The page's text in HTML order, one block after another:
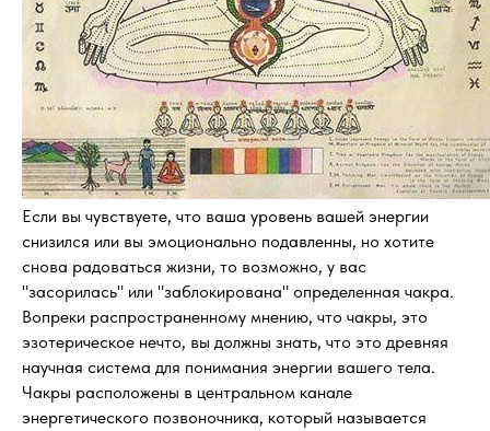
Если вы чувствуете, что ваша уровень вашей энергии
снизился или вы эмоционально подавленны, но хотите
снова радоваться жизни, то возможно, у вас
"засорилась" или "заблокирована" определенная чакра.
Вопреки распространенному мнению, что чакры, это
эзотерическое нечто, вы должны знать, что это древняя
научная система для понимания энергии вашего тела.
Чакры расположены в центральном канале
энергетического позвоночника, который называется